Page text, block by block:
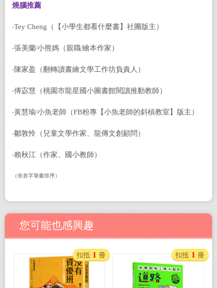
燒腦推薦
‧Tey Cheng（【小學生都看什麼書】社團版主）
‧張美蘭∕小熊媽（親職∕繪本作家）
‧陳家盈（翻轉讀書繪文學工作坊負責人）
‧傅宓慧（桃園市龍星國小圖書館閱讀推動教師）
‧黃慧瑜∕小魚老師（FB粉專【小魚老師的斜槓教室】版主）
‧鄒敦怜（兒童文學作家、龍傳文創顧問）
‧賴秋江（作家、國小教師）
（依首字筆畫排序）
您可能也感興趣
扣抵 1 冊 扣抵 1 冊